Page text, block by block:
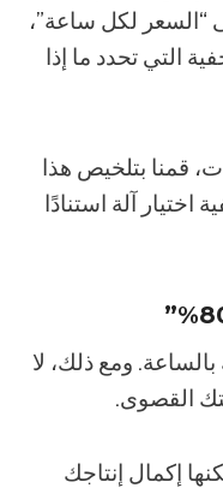
“السعر لكل ساعة”،
التي تحدد ما إذا
قمنا بتلخيص هذا
اختيار آلة استنادًا
ومع ذلك، لا
القصوى.
إكمال إنتاجك